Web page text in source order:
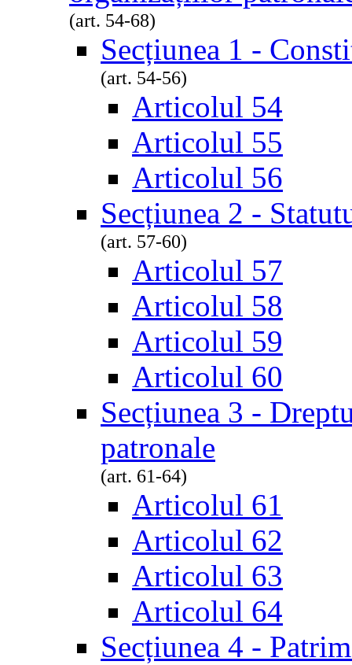
(art. 54-68)
Secțiunea 1 -
(art. 54-56)
Articolul 54
Articolul 55
Articolul 56
Secțiunea 2 -
(art. 57-60)
Articolul 57
Articolul 58
Articolul 59
Articolul 60
Secțiunea 3 -
patronale
(art. 61-64)
Articolul 61
Articolul 62
Articolul 63
Articolul 64
Secțiunea 4 -